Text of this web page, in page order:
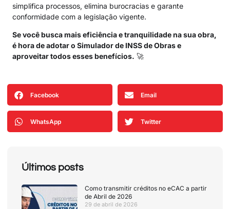
simplifica processos, elimina burocracias e garante
conformidade com a legislação vigente.
Se você busca mais eficiência e tranquilidade na sua obra,
é hora de adotar o Simulador de INSS de Obras e
aproveitar todos esses benefícios. 🚀
Facebook Email
WhatsApp Twitter
Últimos posts
Como transmitir créditos no eCAC a partir
de Abril de 2026
29 de abril de 2026